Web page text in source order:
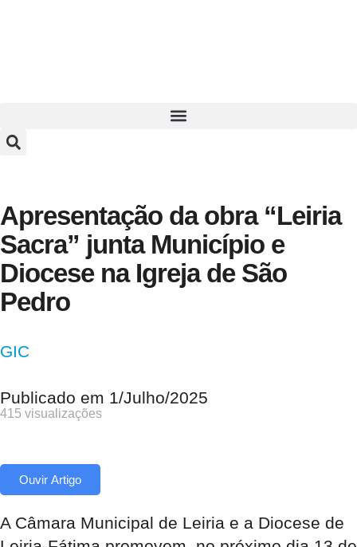
Apresentação da obra “Leiria
Sacra” junta Município e
Diocese na Igreja de São
Pedro
GIC
Publicado em 1/Julho/2025
415 visualizações
Ouvir Artigo
A Câmara Municipal de Leiria e a Diocese de